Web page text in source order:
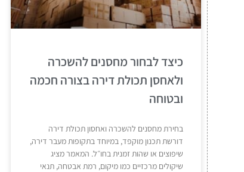
כיצד לבחור מחסנים להשכרה
ולאחסן תכולת דירה בצורה חכמה
ובטוחה
בחירת מחסנים להשכרה ואחסון תכולת דירה
דורשת תכנון מוקפד, במיוחד בתקופות מעבר דירה,
שיפוצים או שהות זמנית בחו״ל. המאמר מציג
שיקולים מרכזיים כמו מיקום, רמת אבטחה, תנאי